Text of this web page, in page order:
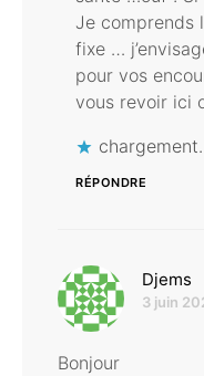
Je comprends
fixe …
pour vos
vous revoir ici
RÉPONDRE
Djems
3 juin
Bonjour